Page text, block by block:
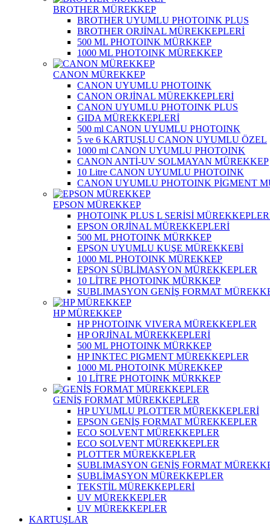
BROTHER MÜREKKEP
BROTHER UYUMLU PHOTOINK PLUS
BROTHER ORJİNAL MÜREKKEPLERİ
500 ML PHOTOINK MÜRKKEP
1000 ML PHOTOINK MÜREKKEP
CANON MÜREKKEP
CANON UYUMLU PHOTOINK
CANON ORJİNAL MÜREKKEPLERİ
CANON UYUMLU PHOTOINK PLUS
GIDA MÜREKKEPLERİ
500 ml CANON UYUMLU PHOTOINK
5 ve 6 KARTUŞLU CANON UYUMLU ÖZEL
1000 ml CANON UYUMLU PHOTOINK
CANON ANTİ-UV SOLMAYAN MÜREKKEP
10 Litre CANON UYUMLU PHOTOINK
CANON UYUMLU PHOTOINK PİGMENT
EPSON MÜREKKEP
PHOTOINK PLUS L SERİSİ
EPSON ORJİNAL MÜREKKEPLERİ
500 ML PHOTOINK MÜRKKEP
EPSON UYUMLU KUŞE MÜREKKEBİ
1000 ML PHOTOINK MÜREKKEP
EPSON SÜBLİMASYON MÜREKKEPLER
10 LİTRE PHOTOINK MÜRKKEP
SUBLIMASYON GENİŞ FORMAT
HP MÜREKKEP
HP PHOTOINK VIVERA MÜREKKEPLER
HP ORJİNAL MÜREKKEPLERİ
500 ML PHOTOINK MÜRKKEP
HP INKTEC PIGMENT MÜREKKEPLER
1000 ML PHOTOINK MÜREKKEP
10 LİTRE PHOTOINK MÜRKKEP
GENİŞ FORMAT MÜREKKEPLER
HP UYUMLU PLOTTER MÜREKKEPLERİ
EPSON GENİŞ FORMAT MÜREKKEPLER
ECO SOLVENT MÜREKKEPLER
ECO SOLVENT MÜREKKEPLER
PLOTTER MÜREKKEPLER
SUBLIMASYON GENİŞ FORMAT
SUBLİMASYON MÜREKKEPLER
TEKSTİL MÜREKKEPLERİ
UV MÜREKKEPLER
UV MÜREKKEPLER
KARTUŞLAR